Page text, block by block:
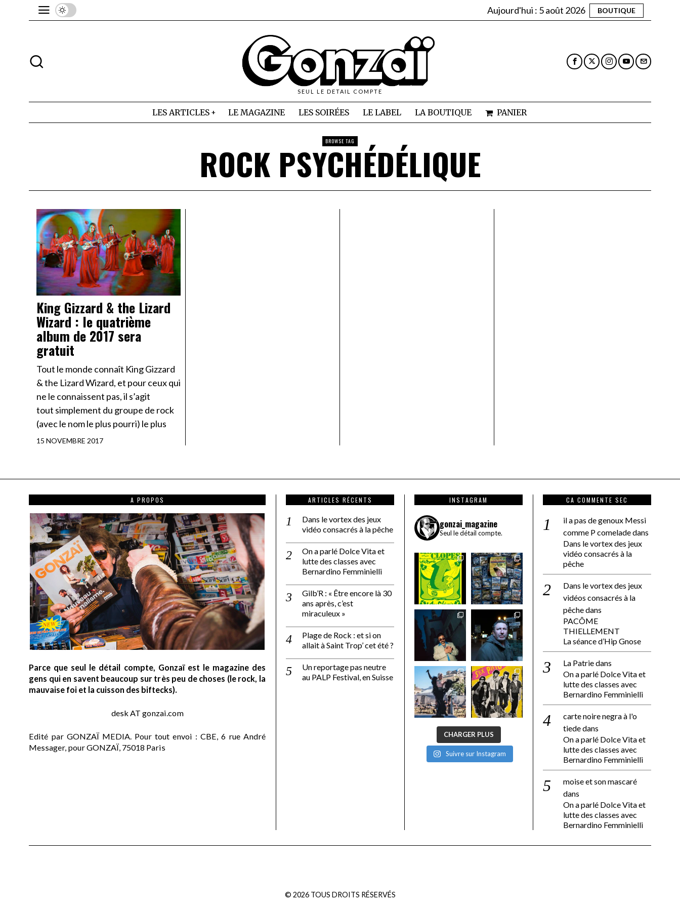
Aujourd'hui : 5 août 2026 BOUTIQUE
SEUL LE DETAIL COMPTE
LES ARTICLES LE MAGAZINE LES SOIRÉES LE LABEL LA BOUTIQUE PANIER
BROWSE TAG
ROCK PSYCHÉDÉLIQUE
King Gizzard & the Lizard
Wizard : le quatrième
album de 2017 sera
gratuit
Tout le monde connaît King Gizzard
& the Lizard Wizard, et pour ceux qui
ne le connaissent pas, il s’agit
tout simplement du groupe de rock
(avec le nom le plus pourri) le plus
15 NOVEMBRE 2017
A PROPOS
Parce que seul le détail compte, Gonzaï est le magazine des
gens qui en savent beaucoup sur très peu de choses (le rock, la
mauvaise foi et la cuisson des biftecks).
desk AT gonzai.com
Edité par GONZAÏ MEDIA. Pour tout envoi : CBE, 6 rue André
Messager, pour GONZAÏ, 75018 Paris
ARTICLES RÉCENTS
Dans le vortex des jeux
vidéo consacrés à la pêche
On a parlé Dolce Vita et
lutte des classes avec
Bernardino Femminielli
Gilb’R : « Être encore là 30
ans après, c’est
miraculeux »
Plage de Rock : et si on
allait à Saint Trop’ cet été ?
Un reportage pas neutre
au PALP Festival, en Suisse
INSTAGRAM
gonzai_magazine
Seul le détail compte.
CHARGER PLUS
Suivre sur Instagram
CA COMMENTE SEC
il a pas de genoux Messi
comme P comeladedans
Dans le vortex des jeux
vidéo consacrés à la
pêche
Dans le vortex des jeux
vidéos consacrés à la
pêchedans
PACÔME
THIELLEMENT
La séance d’Hip Gnose
La Patriedans
On a parlé Dolce Vita et
lutte des classes avec
Bernardino Femminielli
carte noire negra à l'o
tiededans
On a parlé Dolce Vita et
lutte des classes avec
Bernardino Femminielli
moise et son mascaré
dans
On a parlé Dolce Vita et
lutte des classes avec
Bernardino Femminielli
© 2026TOUS DROITS RÉSERVÉS